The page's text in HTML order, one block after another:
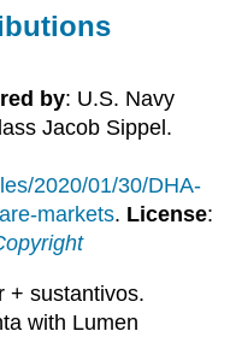
by: U.S. Navy
Jacob Sippel.
2020/01/30/DHA-
markets. License:
+ sustantivos.
with Lumen